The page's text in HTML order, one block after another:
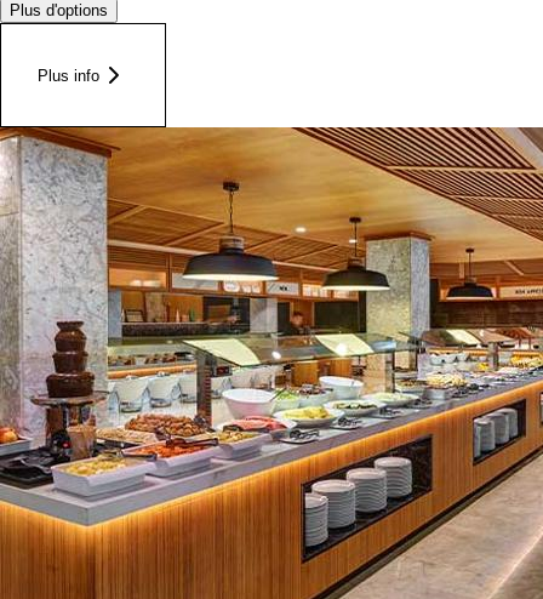
Plus d'options
Plus info